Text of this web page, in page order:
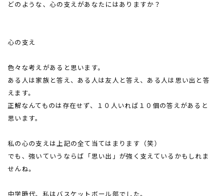
どのような、心の支えがあなたにはありますか？
心の支え
色々な考えがあると思います。
ある人は家族と答え、ある人は友人と答え、ある人は思い出と答
えます。
正解なんてものは存在せず、１０人いれば１０個の答えがあると
思います。
私の心の支えは上記の全て当てはまります（笑）
でも、強いていうならば「思い出」が強く支えているかもしれま
せんね。
中学時代、私はバスケットボール部でした。